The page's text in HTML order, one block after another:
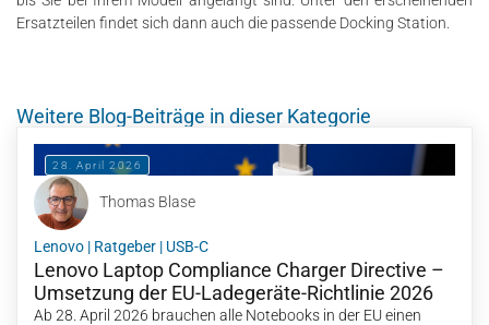
Ersatzteilen findet sich dann auch die passende Docking Station.
Weitere Blog-Beiträge in dieser Kategorie
28. April 2026
Thomas Blase
Lenovo | Ratgeber | USB-C
Lenovo Laptop Compliance Charger Directive –
Umsetzung der EU-Ladegeräte-Richtlinie 2026
Ab 28. April 2026 brauchen alle Notebooks in der EU einen